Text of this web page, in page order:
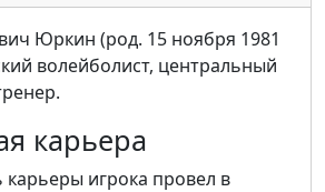
Юркин (род. 15 ноября 1981
волейболист, центральный
карьера
игрока провел в